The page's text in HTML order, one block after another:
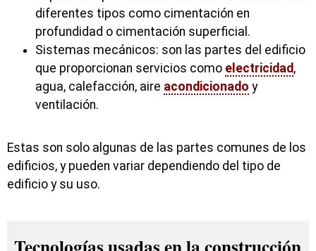
diferentes tipos como cimentación en
profundidad o cimentación superficial.
Sistemas mecánicos: son las partes del edificio
que proporcionan servicios como electricidad,
agua, calefacción, aire acondicionado y
ventilación.
Estas son solo algunas de las partes comunes de los
edificios, y pueden variar dependiendo del tipo de
edificio y su uso.